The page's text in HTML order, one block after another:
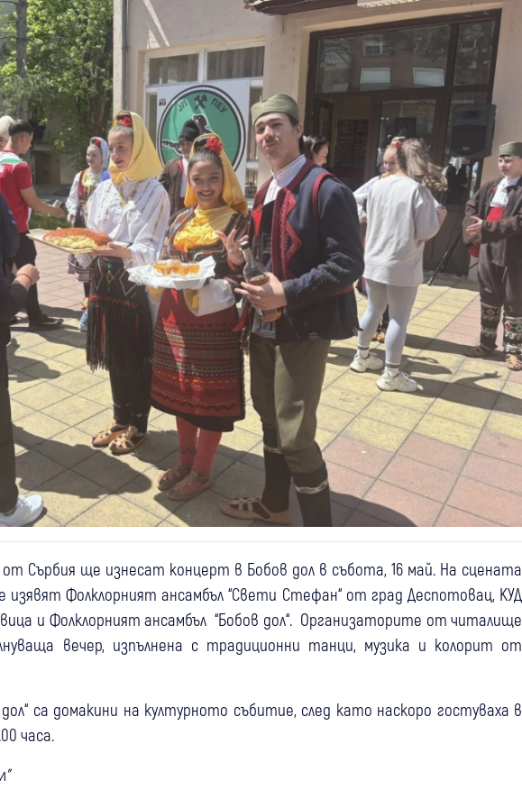
Сърбия ще изнесат концерт в Бобов дол в събота, 16 май. На сцената
Фолклорният ансамбъл “Свети Стефан“ от град Деспотовац, КУД
и Фолклорният ансамбъл “Бобов дол“. Организаторите от читалище
вечер, изпълнена с традиционни танци, музика и колорит от
са домакини на културното събитие, след като наскоро гостуваха в
часа.